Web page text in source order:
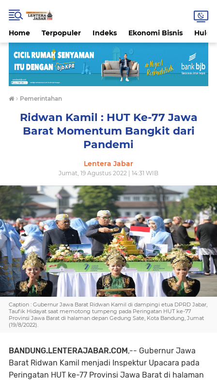
Home Terpopuler Indeks Ekonomi Bisnis
› Pemerintahan
Ridwan Kamil : HUT Ke-77 Jawa
Barat Momentum Bangkit dari
Pandemi
Lentera Jabar
Jumat, 19 Agustus 2022 | 14:31 WIB
Caption : Gubernur Jawa Barat Ridwan Kamil di dampingi etua DPRD Jabar,
Taufik Hidayat saat memotong tumpeng pada Peringatan HUT ke-77
Provinsi Jawa Barat di halaman depan Gedung Sate, Kota Bandung, Jumat
(19/8/2022).
BANDUNG.LENTERAJABAR.COM,-- Gubernur Jawa
Barat Ridwan Kamil menjadi Inspektur Upacara pada
Peringatan HUT ke-77 Provinsi Jawa Barat di halaman